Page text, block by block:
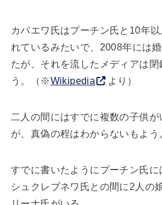
カバエワ氏はプーチン氏と10年
れているみたいで、2008年には
たが、それを流したメディアは
う。（※Wikipedia より）
二人の間にはすでに複数の子供
が、真偽の程はわからないもよう
すでに書いたようにプーチン氏に
シュクレブネワ氏との間に2人の